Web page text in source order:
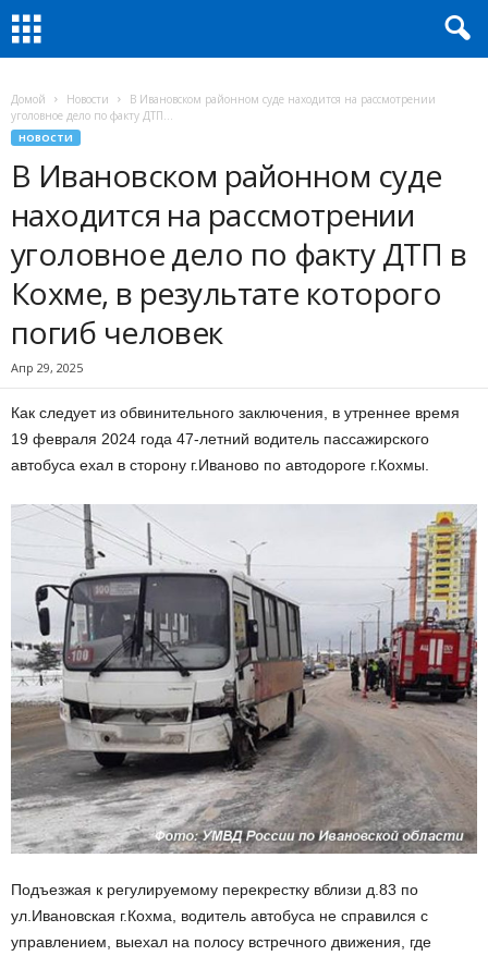
Домой Новости
В Ивановском районном суде находится на рассмотрении
уголовное дело по факту ДТП...
НОВОСТИ
В Ивановском районном суде
находится на рассмотрении
уголовное дело по факту ДТП в
Кохме, в результате которого
погиб человек
Апр 29, 2025
Как следует из обвинительного заключения, в утреннее время
19 февраля 2024 года 47-летний водитель пассажирского
автобуса ехал в сторону г.Иваново по автодороге г.Кохмы.
Подъезжая к регулируемому перекрестку вблизи д.83 по
ул.Ивановская г.Кохма, водитель автобуса не справился с
управлением, выехал на полосу встречного движения, где